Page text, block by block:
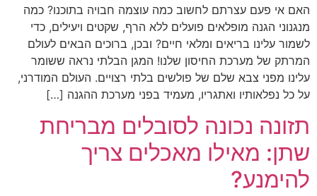
האם אי פעם עצרתם לחשוב כמה עוצמה חבויה בתוכנו? כמה
מנגנוני הגנה מופלאים פועלים ללא הרף, שקטים ויעילים, כדי
לשמור עלינו בריאים ומלאי חיים? ובכן, ברוכים הבאים לעולם
המרתק של מערכת החיסון שלנו! המגן הבלתי נראה ששומר
עלינו מפני צבא שלם של פולשים בלתי רצויים. העולם המודרני,
על כל נפלאותיו ואתגריו, מעמיד בפני מערכת ההגנה […]
תזונה נכונה לסובלים מבריחת
שתן: מאילו מאכלים צריך
להימנע?